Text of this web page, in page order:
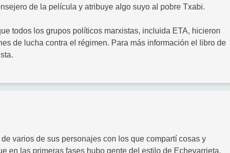
de la película y atribuye algo suyo al pobre Txabi.
todos los grupos políticos marxistas, incluida ETA, hicieron
de lucha contra el régimen. Para más información el libro de
varios de sus personajes con los que compartí cosas y
en las primeras fases hubo gente del estilo de Echevarrieta.